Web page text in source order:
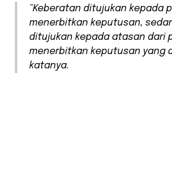
“Keberatan ditujukan kepada
menerbitkan keputusan,
ditujukan kepada atasan dari
menerbitkan keputusan yang
katanya.